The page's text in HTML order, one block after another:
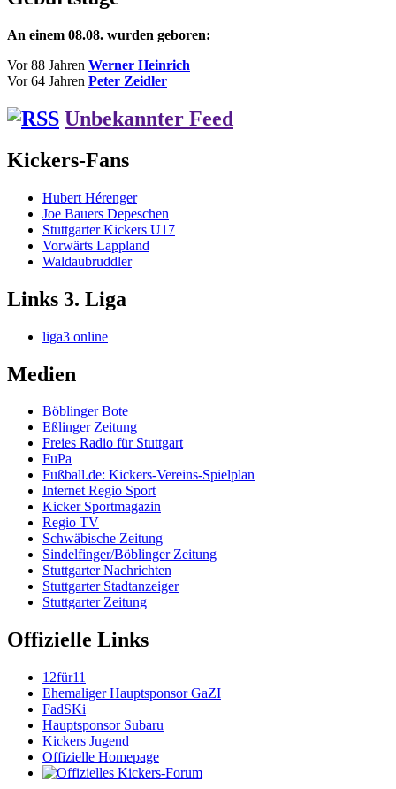
An einem 08.08. wurden geboren:
Vor 88 Jahren Werner Heinrich
Vor 64 Jahren Peter Zeidler
Unbekannter Feed
Kickers-Fans
Hubert Hérenger
Joe Bauers Depeschen
Stuttgarter Kickers U17
Vorwärts Lappland
Waldaubruddler
Links 3. Liga
liga3 online
Medien
Böblinger Bote
Eßlinger Zeitung
Freies Radio für Stuttgart
FuPa
Fußball.de: Kickers-Vereins-Spielplan
Internet Regio Sport
Kicker Sportmagazin
Regio TV
Schwäbische Zeitung
Sindelfinger/Böblinger Zeitung
Stuttgarter Nachrichten
Stuttgarter Stadtanzeiger
Stuttgarter Zeitung
Offizielle Links
12für11
Ehemaliger Hauptsponsor GaZI
FadSKi
Hauptsponsor Subaru
Kickers Jugend
Offizielle Homepage